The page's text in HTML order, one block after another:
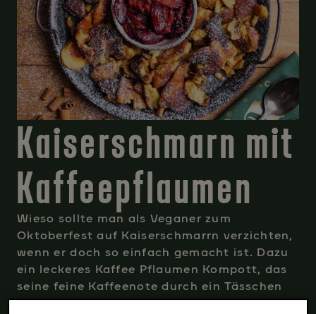
Kaiserschmarn mit
Kaffeepflaumen
Wieso sollte man als Veganer zum
Oktoberfest auf Kaiserschmarrn verzichten,
wenn er doch so einfach gemacht ist. Dazu
ein leckeres Kaffee Pflaumen Kompott, das
seine feine Kaffeenote durch ein Tässchen
JACOBS Bohnenkaffee erhält. Also ran an